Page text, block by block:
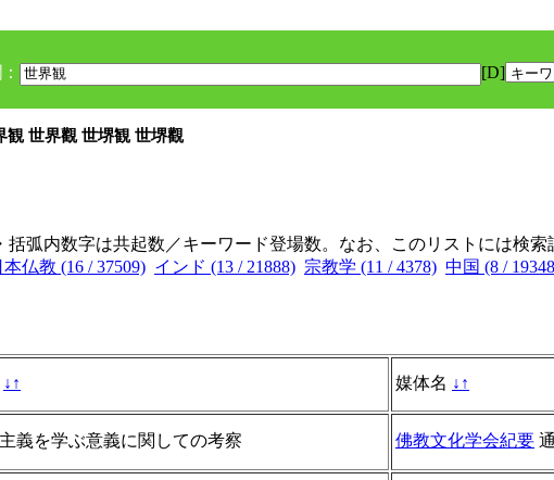
[D]
観 世界觀 世堺観 世堺觀
括弧内数字は共起数／キーワード登場数。なお、このリストには検索
本仏教 (16 / 37509) インド (13 / 21888) 宗教学 (11 / 4378) 中国 (8 /
↓ ↑ 媒体名 ↓ ↑
義を学ぶ意義に関しての考察 佛教文化学会紀要